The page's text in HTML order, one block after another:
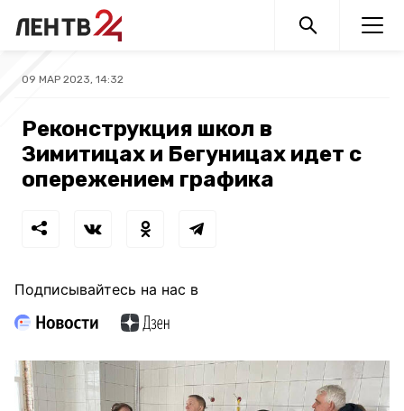
09 МАР 2023, 14:32
Реконструкция школ в
Зимитицах и Бегуницах идет с
опережением графика
Подписывайтесь на нас в